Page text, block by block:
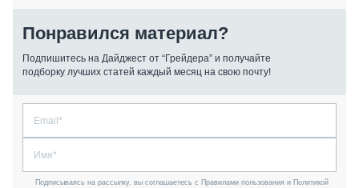
Понравился материал?
Подпишитесь на Дайджест от “Грейдера” и получайте
подборку лучших статей каждый месяц на свою почту!
Подписываясь на рассылку, вы соглашаетесь с Правилами пользования и Политикой